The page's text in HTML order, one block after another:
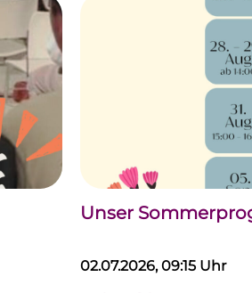
Unser
02.07.2026, 09:15 Uhr